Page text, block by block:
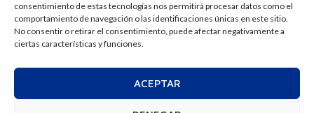
consentimiento de estas tecnologías nos permitirá procesar datos como el
comportamiento de navegación o las identificaciones únicas en este sitio.
No consentir o retirar el consentimiento, puede afectar negativamente a
ciertas características y funciones.
ACEPTAR